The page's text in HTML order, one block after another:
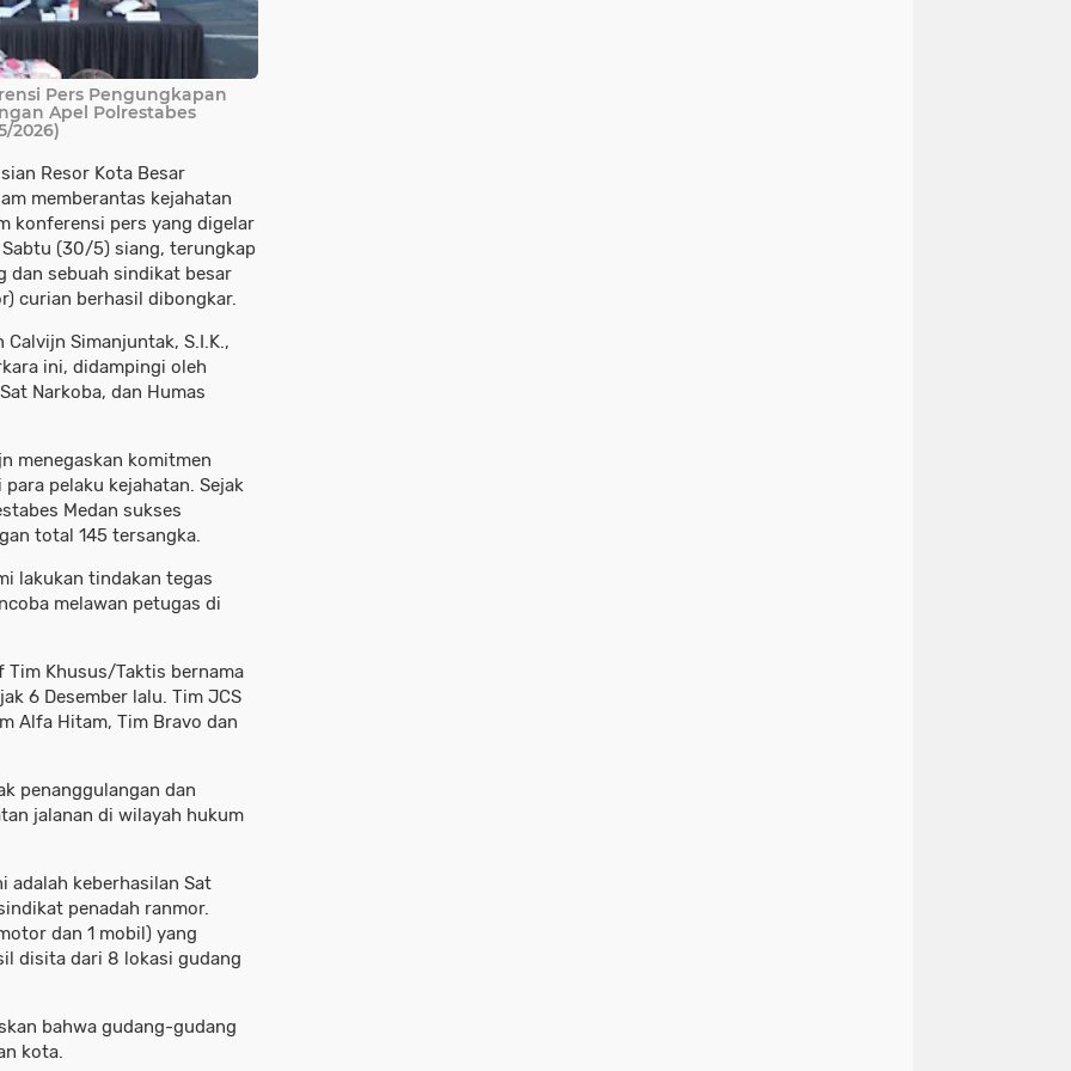
Pers Pengungkapan
Apel Polrestabes
2026)
Resor Kota Besar
memberantas kejahatan
konferensi pers yang digelar
(30/5) siang, terungkap
dan sebuah sindikat besar
curian berhasil dibongkar.
Simanjuntak, S.I.K.,
ini, didampingi oleh
Narkoba, dan Humas
menegaskan komitmen
pelaku kejahatan. Sejak
Medan sukses
total 145 tersangka.
lakukan tindakan tegas
melawan petugas di
Khusus/Taktis bernama
6 Desember lalu. Tim JCS
Alfa Hitam, ​Tim Bravo​ dan
penanggulangan dan
jalanan di wilayah hukum
adalah keberhasilan Sat
penadah ranmor.
dan 1 mobil) yang
disita dari 8 lokasi gudang
bahwa gudang-gudang
kota.